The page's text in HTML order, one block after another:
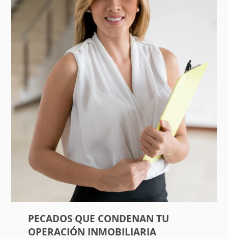
PECADOS QUE CONDENAN TU
OPERACIÓN INMOBILIARIA